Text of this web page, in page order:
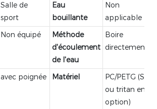
Salle de
sport
Eau
bouillante
Non
applicable
Non équipé
Méthode
d'écoulement
de l'eau
Boire
directement
avec poignée Matériel
PC/PETG (Sk
ou tritan en
option)